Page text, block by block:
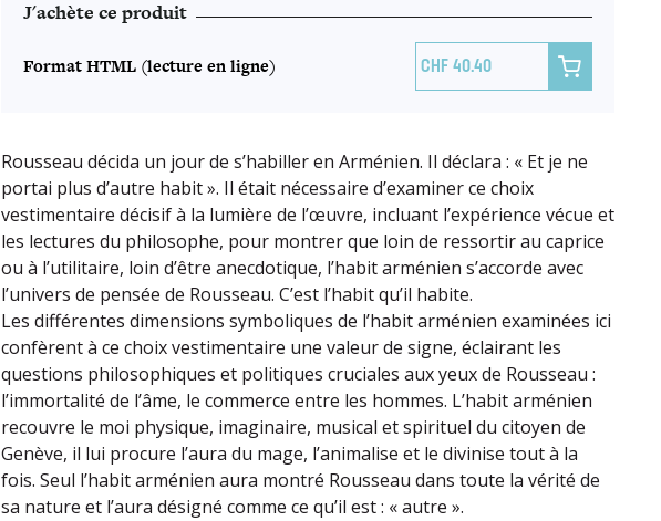
J'achète ce produit
Format HTML (lecture en ligne) 40.40 
Rousseau décida un jour de s’habiller en Arménien. Il déclara : « Et je ne
portai plus d’autre habit ». Il était nécessaire d’examiner ce choix
vestimentaire décisif à la lumière de l’œuvre, incluant l’expérience vécue et
les lectures du philosophe, pour montrer que loin de ressortir au caprice
ou à l’utilitaire, loin d’être anecdotique, l’habit arménien s’accorde avec
l’univers de pensée de Rousseau. C’est l’habit qu’il habite.
Les différentes dimensions symboliques de l’habit arménien examinées ici
confèrent à ce choix vestimentaire une valeur de signe, éclairant les
questions philosophiques et politiques cruciales aux yeux de Rousseau :
l’immortalité de l’âme, le commerce entre les hommes. L’habit arménien
recouvre le moi physique, imaginaire, musical et spirituel du citoyen de
Genève, il lui procure l’aura du mage, l’animalise et le divinise tout à la
fois. Seul l’habit arménien aura montré Rousseau dans toute la vérité de
sa nature et l’aura désigné comme ce qu’il est : « autre ».